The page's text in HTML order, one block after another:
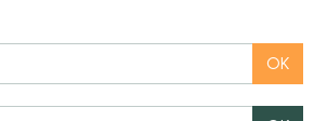
OK